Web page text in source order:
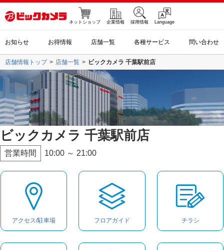
お知らせ お得情報 店舗一覧 各種サービス 問い合わせ
ネットショップ 企業情報 採用情報 Language
店舗情報トップ 店舗一覧 ビックカメラ 千葉駅前店
ビックカメラ 千葉駅前店
営業時間 10:00 ～ 21:00
アクセス/駐車場 フロアガイド チラシ